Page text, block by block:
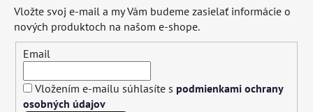
Vložte svoj e-mail a my Vám budeme zasielať informácie o
nových produktoch na našom e-shope.
Email
Vložením e-mailu súhlasíte s podmienkami ochrany
osobných údajov